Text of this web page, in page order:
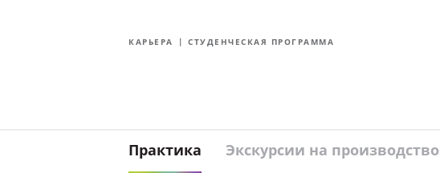
КАРЬЕРА СТУДЕНЧЕСКАЯ ПРОГРАММА
Практика Экскурсии на производство